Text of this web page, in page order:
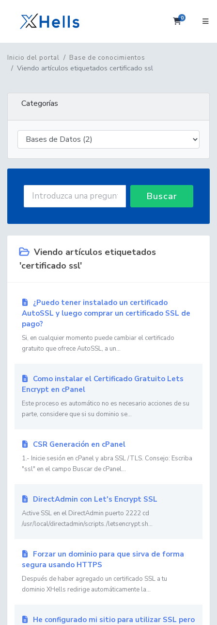
0Carrito
Inicio del portal Base de conocimientos
Viendo artículos etiquetados certificado ssl
Categorías
Buscar
Viendo artículos etiquetados
'certificado ssl'
¿Puedo tener instalado un certificado
AutoSSL y luego comprar un certificado SSL de
pago?
Si, en cualquier momento puede cambiar el certificado
gratuito que ofrece AutoSSL, a un...
Como instalar el Certificado Gratuito Lets
Encrypt en cPanel
Este proceso es automático no es necesario acciones de su
parte, considere que si su dominio se...
CSR Generación en cPanel
1.- Inicie sesión en cPanel y abra SSL /TLS. Consejo: Escriba
"ssl" en el campo Buscar de cPanel...
DirectAdmin con Let's Encrypt SSL
Active SSL en el DirectAdmin puerto 2222 cd
/usr/local/directadmin/scripts./letsencrypt.sh...
Forzar un dominio para que sirva de forma
segura usando HTTPS
Después de haber agregado un certificado SSL a tu
dominio XHells redirige automáticamente la...
He configurado mi sitio para utilizar SSL pero